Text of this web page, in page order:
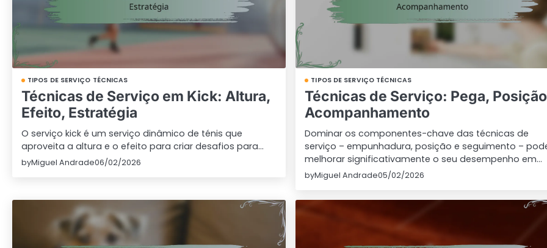
TIPOS DE SERVIÇO TÉCNICAS
Técnicas de Serviço em Kick: Altura,
Efeito, Estratégia
O serviço kick é um serviço dinâmico de ténis que
aproveita a altura e o efeito para criar desafios para…
byMiguel Andrade06/02/2026
TIPOS DE SERVIÇO TÉCNICAS
Técnicas de Serviço: Pega,
Acompanhamento
Dominar os componentes-chave das técnicas de
serviço – empunhadura, posição e seguimento –
melhorar significativamente o seu desempenho em…
byMiguel Andrade05/02/2026